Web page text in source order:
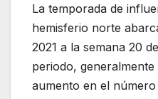
La temporada de
hemisferio norte
2021 a la semana 20
periodo,
aumento en el